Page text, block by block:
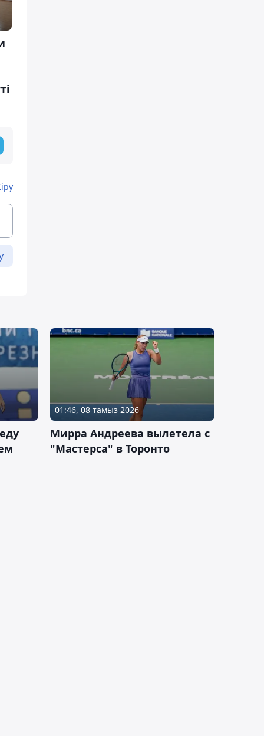
01:46, 08 тамыз 2026
Мирра Андреева вылетела с
"Мастерса" в Торонто